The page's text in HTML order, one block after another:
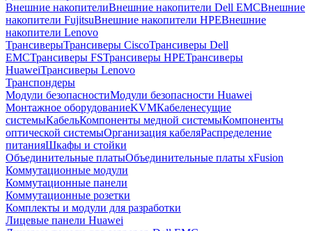
Внешние накопителиВнешние накопители Dell EMCВнешние
накопители FujitsuВнешние накопители HPEВнешние
накопители Lenovo
ТрансиверыТрансиверы CiscoТрансиверы Dell
EMCТрансиверы FSТрансиверы HPEТрансиверы
HuaweiТрансиверы Lenovo
Транспондеры
Модули безопасностиМодули безопасности Huawei
Монтажное оборудованиеKVMКабеленесущие
системыКабельКомпоненты медной системыКомпоненты
оптической системыОрганизация кабеляРаспределение
питанияШкафы и стойки
Объединительные платыОбъединительные платы xFusion
Коммутационные модули
Коммутационные панели
Коммутационные розетки
Комплекты и модули для разработки
Лицевые панели Huawei